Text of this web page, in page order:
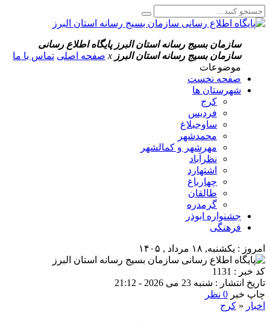
سازمان بسیج رسانه استان البرز پایگاه اطلاع رسانی
سازمان بسیج رسانه استان البرز x صفحه اصلی تماس با ما
موضوعات
صفحه نخست
شهرستان ها
کرج
فردیس
ساوجبلاغ
محمدشهر
مهرشهر و کمالشهر
نظرآباد
اشتهارد
چهارباغ
طالقان
گرمدره
جشنواره ابوذر
فرهنگی
امروز : یکشنبه, ۱۸ مرداد , ۱۴۰۵
کد خبر : 1131
تاریخ انتشار : شنبه 23 می 2026 - 21:12
چاپ خبر 0 نظر
اخبار « کرج